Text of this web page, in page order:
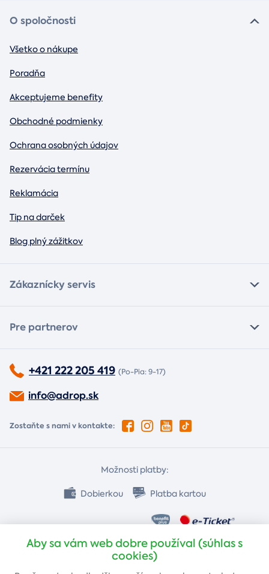
O spoločnosti
Všetko o nákupe
Poradňa
Akceptujeme benefity
Obchodné podmienky
Ochrana osobných údajov
Rezervácia termínu
Reklamácia
Tip na darček
Blog plný zážitkov
Zákaznícky servis
Pre partnerov
+421 222 205 419 (Po-Pia: 9-17)
info@adrop.sk
Zostaňte s nami v kontakte:
Možnosti platby:
Dobierkou Platba kartou
Aby sa vám web dobre používal (súhlas s
cookies)